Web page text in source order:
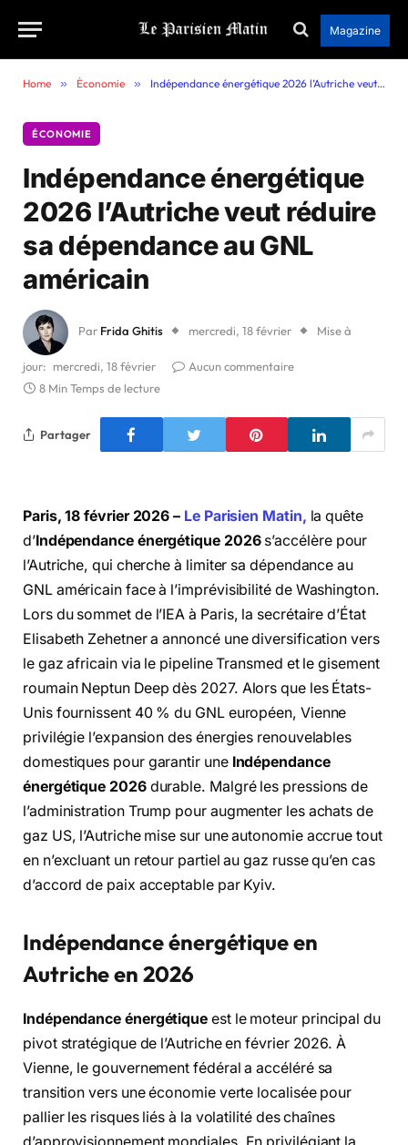
Magazine
Home » Économie » Indépendance énergétique 2026 l’Autriche veut réduire sa dépendance au GNL américain
ÉCONOMIE
Indépendance énergétique
2026 l’Autriche veut réduire
sa dépendance au GNL
américain
Par Frida Ghitis mercredi, 18 février Mise à
jour: mercredi, 18 février
Aucun commentaire
8 Min Temps de lecture
Partager
Paris, 18 février 2026 – Le Parisien Matin, la quête
d’Indépendance énergétique 2026s’accélère pour
l’Autriche, qui cherche à limiter sa dépendance au
GNL américain face à l’imprévisibilité de Washington.
Lors du sommet de l’IEA à Paris, la secrétaire d’État
Elisabeth Zehetner a annoncé une diversification vers
le gaz africain via le pipeline Transmed et le gisement
roumain Neptun Deep dès 2027. Alors que les États-
Unis fournissent 40 % du GNL européen, Vienne
privilégie l’expansion des énergies renouvelables
domestiques pour garantir une Indépendance
énergétique 2026durable. Malgré les pressions de
l’administration Trump pour augmenter les achats de
gaz US, l’Autriche mise sur une autonomie accrue tout
en n’excluant un retour partiel au gaz russe qu’en cas
d’accord de paix acceptable par Kyiv.
Indépendance énergétique en
Autriche en 2026
Indépendance énergétique est le moteur principal du
pivot stratégique de l’Autriche en février 2026. À
Vienne, le gouvernement fédéral a accéléré sa
transition vers une économie verte localisée pour
pallier les risques liés à la volatilité des chaînes